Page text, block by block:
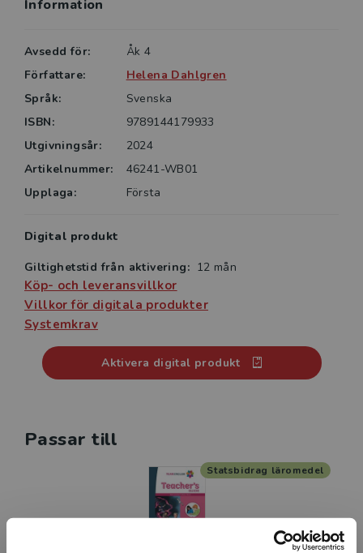
Information
Avsedd för:
Åk 4
Författare:
Helena Dahlgren
Språk:
Svenska
ISBN:
9789144179933
Utgivningsår:
2024
Artikelnummer:
46241-WB01
Upplaga:
Första
Digital produkt
Giltighetstid från aktivering: 12 mån
Köp- och leveransvillkor
Villkor för digitala produkter
Systemkrav
Aktivera digital produkt
Passar till
Statsbidrag läromedel